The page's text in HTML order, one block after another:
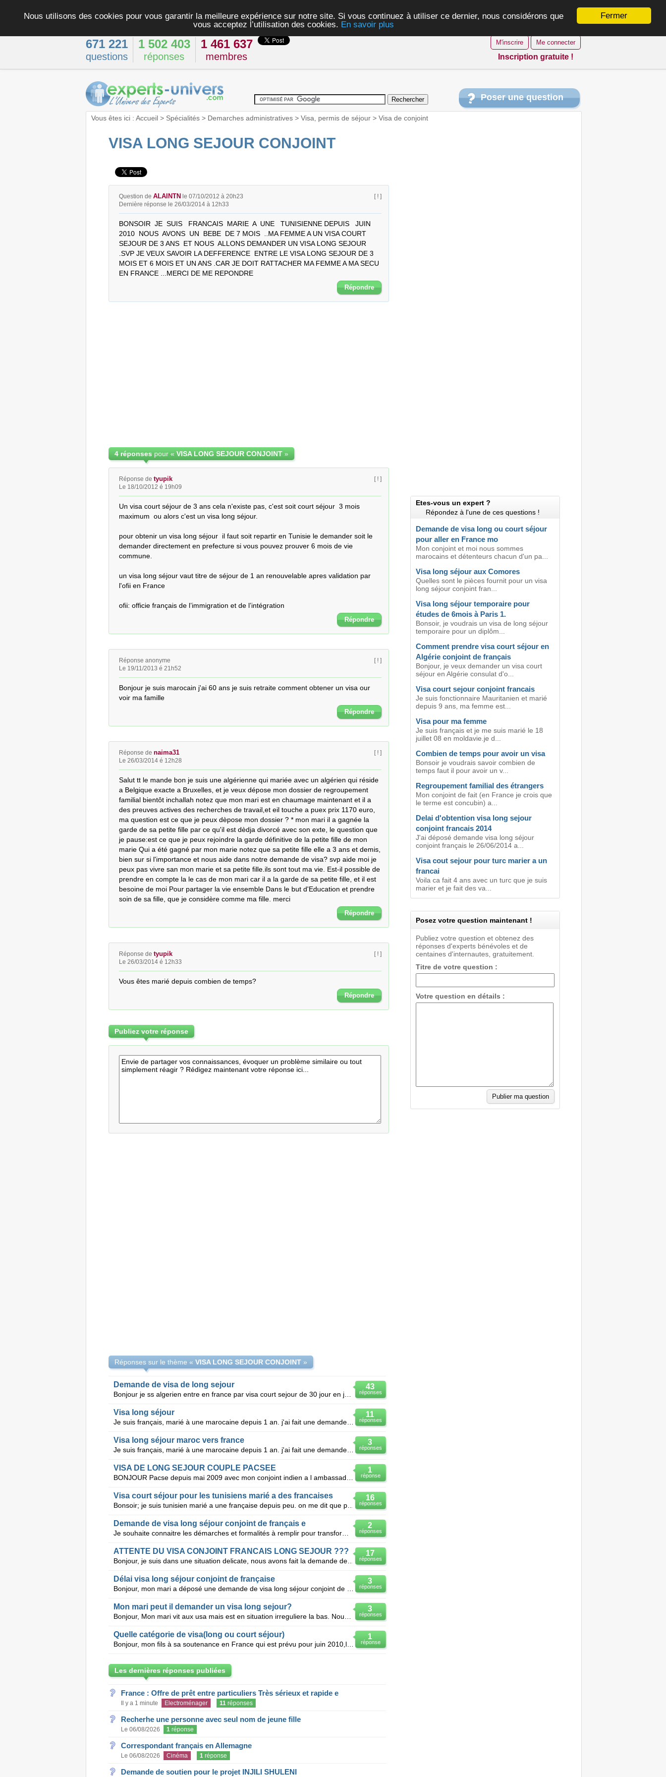
Fermer
Nous utilisons des cookies pour vous garantir la meilleure expérience sur notre site. Si vous continuez à utiliser ce dernier, nous considérons que
vous acceptez l’utilisation des cookies. En savoir plus
671 221
questions
1 502 403
réponses
1 461 637
membres
M'inscrire Me connecter
Inscription gratuite !
Poser une question
Vous êtes ici : Accueil> Spécialités> Demarches administratives> Visa, permis de séjour> Visa de conjoint
VISA LONG SEJOUR CONJOINT
Question de ALAINTN
le 07/10/2012 à 20h23
Dernière réponse le 26/03/2014 à 12h33
[ ! ]
BONSOIR  JE  SUIS   FRANCAIS  MARIE  A  UNE   TUNISIENNE DEPUIS   JUIN
2010  NOUS  AVONS  UN  BEBE  DE 7 MOIS  ..MA FEMME A UN VISA COURT
SEJOUR DE 3 ANS  ET NOUS  ALLONS DEMANDER UN VISA LONG SEJOUR
.SVP JE VEUX SAVOIR LA DEFFERENCE  ENTRE LE VISA LONG SEJOUR DE 3
MOIS ET 6 MOIS ET UN ANS .CAR JE DOIT RATTACHER MA FEMME A MA SECU
EN FRANCE ...MERCI DE ME REPONDRE
Répondre
4 réponses pour « VISA LONG SEJOUR CONJOINT»
Réponse de tyupik
Le 18/10/2012 é 19h09
[ ! ]
Un visa court séjour de 3 ans cela n'existe pas, c'est soit court séjour  3 mois
maximum  ou alors c'est un visa long séjour.
pour obtenir un visa long séjour  il faut soit repartir en Tunisie le demander soit le
demander directement en prefecture si vous pouvez prouver 6 mois de vie
commune.
un visa long séjour vaut titre de séjour de 1 an renouvelable apres validation par
l'ofii en France
ofii: officie français de l’immigration et de l’intégration
Répondre
Réponse anonyme
Le 19/11/2013 é 21h52
[ ! ]
Bonjour je suis marocain j'ai 60 ans je suis retraite comment obtener un visa our
voir ma famille
Répondre
Réponse de naima31
Le 26/03/2014 é 12h28
[ ! ]
Salut tt le mande bon je suis une algérienne qui mariée avec un algérien qui réside
a Belgique exacte a Bruxelles, et je veux dépose mon dossier de regroupement
familial bientôt inchallah notez que mon mari est en chaumage maintenant et il a
des preuves actives des recherches de travail,et eil touche a puex prix 1170 euro,
ma question est ce que je peux dèpose mon dossier ? * mon mari il a gagnée la
garde de sa petite fille par ce qu'il est dèdja divorcé avec son exte, le question que
je pause:est ce que je peux rejoindre la garde définitive de la petite fille de mon
marie Qui a été gagné par mon marie notez que sa petite fille elle a 3 ans et demis,
bien sur si l'importance et nous aide dans notre demande de visa? svp aide moi je
peux pas vivre san mon marie et sa petite fille.ils sont tout ma vie. Est-il possible de
prendre en compte la le cas de mon mari car il a la garde de sa petite fille, et il est
besoine de moi Pour partager la vie ensemble Dans le but d'Education et prendre
soin de sa fille, que je considère comme ma fille. merci
Répondre
Réponse de tyupik
Le 26/03/2014 é 12h33
[ ! ]
Vous êtes marié depuis combien de temps?
Répondre
Publiez votre réponse
Réponses sur le thème « VISA LONG SEJOUR CONJOINT»
43
réponses
Demande de visa de long sejour
Bonjour je ss algerien entre en france par visa court sejour de 30 jour en juillet 2008 et en
11
réponses
Visa long séjour
Je suis français, marié à une marocaine depuis 1 an. j'ai fait une demande de visa schengen (3 mois)
3
réponses
Visa long séjour maroc vers france
Je suis français, marié à une marocaine depuis 1 an. j'ai fait une demande de visa schengen (3 mois)
1
réponse
VISA DE LONG SEJOUR COUPLE PACSEE
16
réponses
Visa court séjour pour les tunisiens marié a des francaises
Bonsoir; je suis tunisien marié a une française depuis peu. on me dit que pour la rejoindre en franc
2
réponses
Demande de visa long séjour conjoint de français e
Je souhaite connaitre les démarches et formalités à remplir pour transformer le visa court séjour en
17
réponses
ATTENTE DU VISA CONJOINT FRANCAIS LONG SEJOUR ???
Bonjour, je suis dans une situation delicate, nous avons fait la demande de visa conjoint Français (
3
réponses
Délai visa long séjour conjoint de française
3
réponses
Mon mari peut il demander un visa long sejour?
1
réponse
Quelle catégorie de visa(long ou court séjour)
Bonjour, mon fils à sa soutenance en France qui est prévu pour juin 2010,l'ambassade lui accordera
Les dernières réponses publiées
France : Offre de prêt entre particuliers Très sérieux et rapide e
Il y a 1 minute Electroménager 11réponses
Recherhe une personne avec seul nom de jeune fille
Le 06/08/2026 1réponse
Correspondant français en Allemagne
Le 06/08/2026 Cinéma 1réponse
Demande de soutien pour le projet INJILI SHULENI
Etes-vous un expert ?
Répondez à l'une de ces questions !
Demande de visa long ou court séjour
pour aller en France mo
Mon conjoint et moi nous sommes
marocains et détenteurs chacun d'un pa...
Visa long séjour aux Comores
Quelles sont le pièces fournit pour un visa
long séjour conjoint fran...
Visa long séjour temporaire pour
études de 6mois à Paris 1.
Bonsoir, je voudrais un visa de long séjour
temporaire pour un diplôm...
Comment prendre visa court séjour en
Algérie conjoint de français
Bonjour, je veux demander un visa court
séjour en Algérie consulat d'o...
Visa court sejour conjoint francais
Je suis fonctionnaire Mauritanien et marié
depuis 9 ans, ma femme est...
Visa pour ma femme
Je suis français et je me suis marié le 18
juillet 08 en moldavie.je d...
Combien de temps pour avoir un visa
Bonsoir je voudrais savoir combien de
temps faut il pour avoir un v...
Regroupement familial des étrangers
Mon conjoint de fait (en France je crois que
le terme est concubin) a...
Delai d'obtention visa long sejour
conjoint francais 2014
J'ai déposé demande visa long séjour
conjoint français le 26/06/2014 a...
Visa cout sejour pour turc marier a un
francai
Voila ca fait 4 ans avec un turc que je suis
marier et je fait des va...
Posez votre question maintenant !
Publiez votre question et obtenez des
réponses d'experts bénévoles et de
centaines d'internautes, gratuitement.
Titre de votre question :
Votre question en détails :